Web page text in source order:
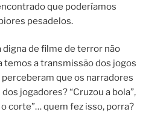
que poderíamos
pesadelos.
digna de filme de terror não
temos a transmissão dos jogos
perceberam que os narradores
jogadores? “Cruzou a bola”,
o corte”… quem fez isso, porra?